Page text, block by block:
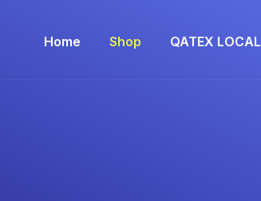
Home Shop QATEX LOCAL